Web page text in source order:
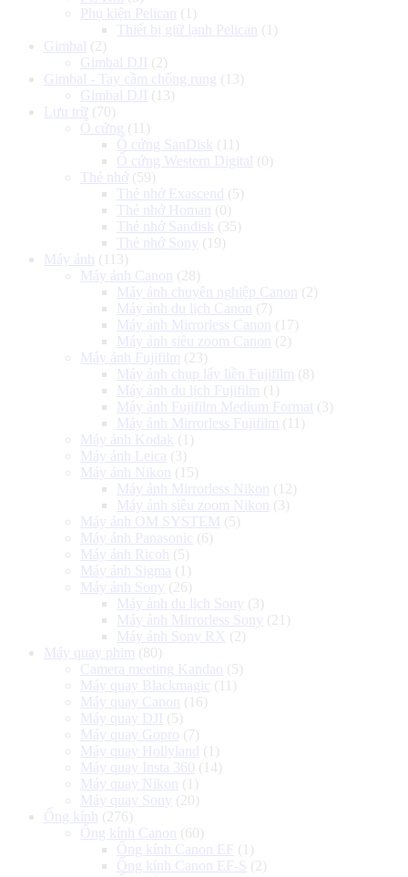
Phụ kiện Pelican
(1)
Thiết bị giữ lạnh Pelican
(1)
Gimbal (2)
Gimbal DJI (2)
Gimbal - Tay cầm chống rung (13)
Gimbal DJI (13)
Lưu trữ (70)
Ổ cứng (11)
Ổ cứng SanDisk (11)
Ổ cứng Western Digital (0)
Thẻ nhớ (59)
Thẻ nhớ Exascend
(5)
Thẻ nhớ Homan
(0)
Thẻ nhớ Sandisk (35)
Thẻ nhớ Sony (19)
Máy ảnh
(113)
Máy ảnh Canon
(28)
Máy ảnh chuyên nghiệp Canon
(2)
Máy ảnh du lịch Canon
(7)
Máy ảnh Mirrorless Canon
(17)
Máy ảnh siêu zoom Canon
(2)
Máy ảnh Fujifilm (23)
Máy ảnh chụp lấy liền Fujifilm (8)
Máy ảnh du lịch Fujifilm (1)
Máy ảnh Fujifilm Medium Format (3)
Máy ảnh Mirrorless Fujifilm (11)
Máy ảnh Kodak (1)
Máy ảnh Leica (3)
Máy ảnh Nikon
(15)
Máy ảnh Mirrorless Nikon
(12)
Máy ảnh siêu zoom Nikon
(3)
Máy ảnh OM SYSTEM (5)
Máy ảnh Panasonic (6)
Máy ảnh Ricoh
(5)
Máy ảnh Sigma (1)
Máy ảnh Sony (26)
Máy ảnh du lịch Sony (3)
Máy ảnh Mirrorless Sony (21)
Máy ảnh Sony RX (2)
Máy quay phim (80)
Camera meeting Kandao (5)
Máy quay Blackmagic (11)
Máy quay Canon
(16)
Máy quay DJI (5)
Máy quay Gopro (7)
Máy quay Hollyland
(1)
Máy quay Insta 360 (14)
Máy quay Nikon
(1)
Máy quay Sony (20)
Ống kính
(276)
Ống kính Canon
(60)
Ống kính Canon EF
(1)
Ống kính Canon EF-S (2)